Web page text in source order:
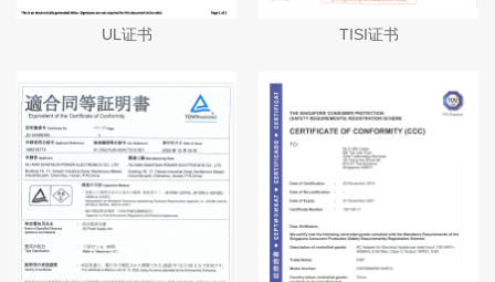
UL证书 TISI证书